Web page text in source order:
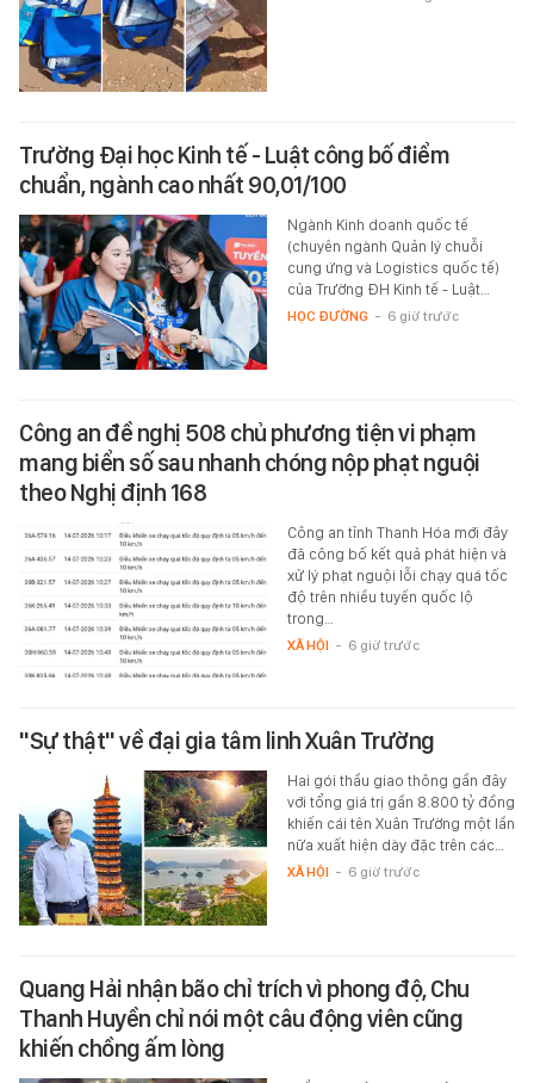
Trường Đại học Kinh tế - Luật công bố điểm
chuẩn, ngành cao nhất 90,01/100
Ngành Kinh doanh quốc tế
(chuyên ngành Quản lý chuỗi
cung ứng và Logistics quốc tế)
của Trường ĐH Kinh tế - Luật…
HỌC ĐƯỜNG - 6 giờ trước
Công an đề nghị 508 chủ phương tiện vi phạm
mang biển số sau nhanh chóng nộp phạt nguội
theo Nghị định 168
Công an tỉnh Thanh Hóa mới đây
đã công bố kết quả phát hiện và
xử lý phạt nguội lỗi chạy quá tốc
độ trên nhiều tuyến quốc lộ
trong…
XÃ HỘI - 6 giờ trước
"Sự thật" về đại gia tâm linh Xuân Trường
Hai gói thầu giao thông gần đây
với tổng giá trị gần 8.800 tỷ đồng
khiến cái tên Xuân Trường một lần
nữa xuất hiện dày đặc trên các…
XÃ HỘI - 6 giờ trước
Quang Hải nhận bão chỉ trích vì phong độ, Chu
Thanh Huyền chỉ nói một câu động viên cũng
khiến chồng ấm lòng